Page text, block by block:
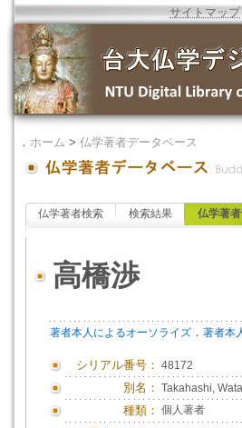
サイトマップ
． ホーム > 仏学著者データベース
仏学著者検索 検索結果 仏学著
高橋渉
著者本人によるオーソライズ ． 著者本
シリアル番号： 48172
別名： Takahashi,
種類： 個人著者